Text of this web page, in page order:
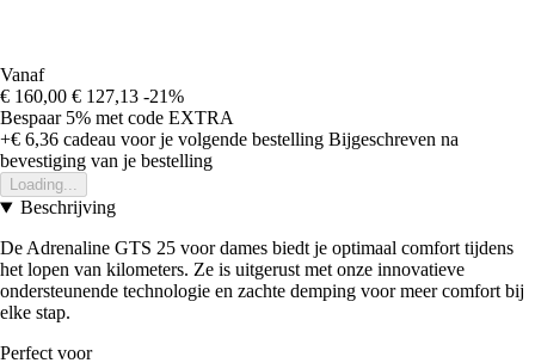
Vanaf
€ 160,00 € 127,13 -21%
Bespaar 5% met code EXTRA
+€ 6,36 cadeau voor je volgende bestelling Bijgeschreven na
bevestiging van je bestelling
Loading...
Beschrijving
De Adrenaline GTS 25 voor dames biedt je optimaal comfort tijdens
het lopen van kilometers. Ze is uitgerust met onze innovatieve
ondersteunende technologie en zachte demping voor meer comfort bij
elke stap.
Perfect voor